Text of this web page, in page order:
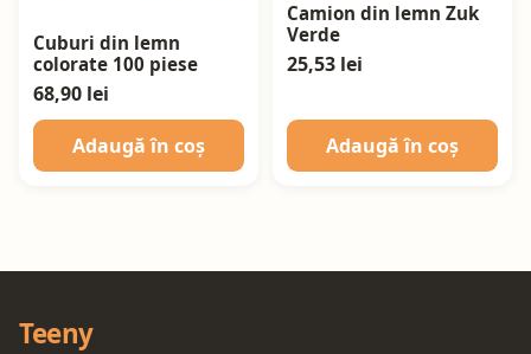
Cuburi din lemn
colorate 100 piese
68,90 lei
Adaugă în coș
Camion din lemn Zuk
Verde
25,53 lei
Adaugă în coș
Teeny